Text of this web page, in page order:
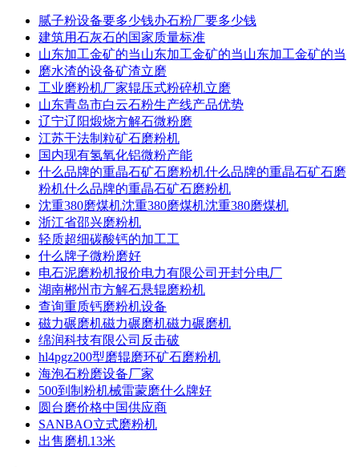
腻子粉设备要多少钱办石粉厂要多少钱
建筑用石灰石的国家质量标准
山东加工金矿的当山东加工金矿的当山东加工金矿的当
磨水渣的设备矿渣立磨
工业磨粉机厂家辊压式粉碎机立磨
山东青岛市白云石粉生产线产品优势
辽宁辽阳煅烧方解石微粉磨
江苏干法制粒矿石磨粉机
国内现有氢氧化铝微粉产能
什么品牌的重晶石矿石磨粉机什么品牌的重晶石矿石磨
粉机什么品牌的重晶石矿石磨粉机
沈重380磨煤机沈重380磨煤机沈重380磨煤机
浙江省邵兴磨粉机
轻质超细碳酸钙的加工工
什么牌子微粉磨好
电石泥磨粉机报价电力有限公司开封分电厂
湖南郴州市方解石悬辊磨粉机
查询重质钙磨粉机设备
磁力碾磨机磁力碾磨机磁力碾磨机
绵润科技有限公司反击破
hl4pgz200型磨辊磨环矿石磨粉机
海泡石粉磨设备厂家
500到制粉机械雷蒙磨什么牌好
圆台磨价格中国供应商
SANBAO立式磨粉机
出售磨机13米